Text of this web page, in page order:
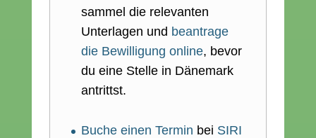
sammel die relevanten
Unterlagen und beantrage
die Bewilligung online, bevor
du eine Stelle in Dänemark
antrittst.
Buche einen Termin bei SIRI